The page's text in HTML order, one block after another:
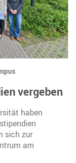
vergeben
haben
sich zur
am